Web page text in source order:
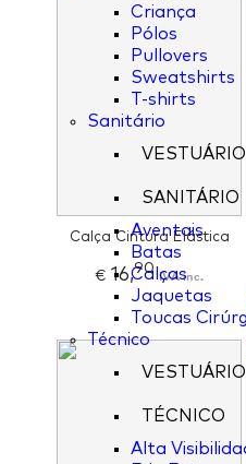
Criança
Pólos
Pullovers
Sweatshirts
T-shirts
Sanitário
SANITÁRIO
Aventais
Batas
Calças
Jaquetas
Toucas
Técnico
TÉCNICO
Alta
Calça Cintura Elástica
€ 16,90 IVA inc.